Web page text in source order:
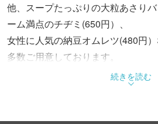
他、スープたっぷりの大粒あさり
ーム満点のチヂミ(650円）、
女性に人気の納豆オムレツ(480円
多数ご用意しております。
また、お客様のご要望に応じた調
続きを読む